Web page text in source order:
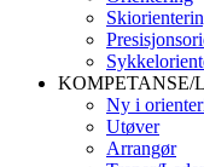
Ny i
Utøver
Arrangør